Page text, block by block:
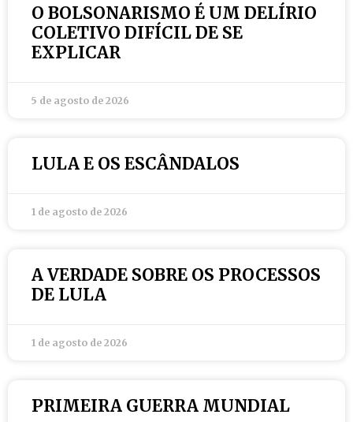
O BOLSONARISMO É UM DELÍRIO
COLETIVO DIFÍCIL DE SE
EXPLICAR
5 de agosto de 2026
LULA E OS ESCÂNDALOS
1 de agosto de 2026
A VERDADE SOBRE OS PROCESSOS
DE LULA
1 de agosto de 2026
PRIMEIRA GUERRA MUNDIAL